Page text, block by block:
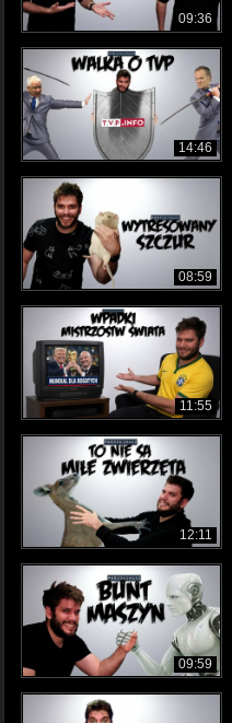
09:36
14:46
08:59
11:55
12:11
09:59